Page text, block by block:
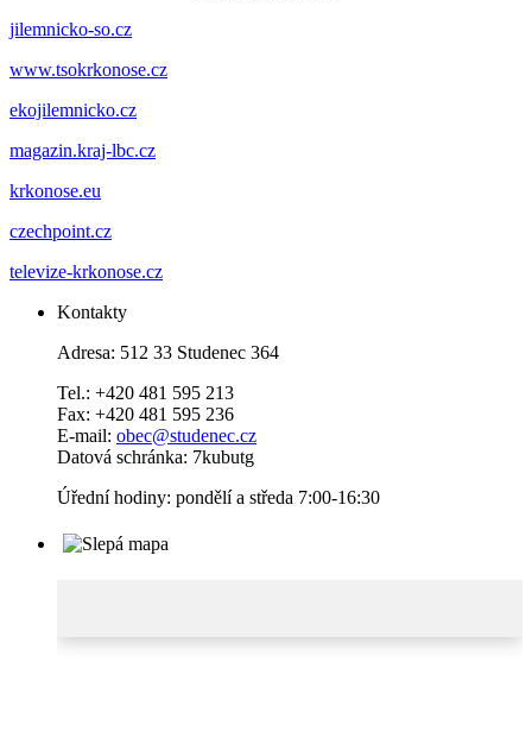
jilemnicko-so.cz
www.tsokrkonose.cz
ekojilemnicko.cz
magazin.kraj-lbc.cz
krkonose.eu
czechpoint.cz
televize-krkonose.cz
Kontakty
Adresa: 512 33 Studenec 364
Tel.: +420 481 595 213
Fax: +420 481 595 236
E-mail: obec@studenec.cz
Datová schránka: 7kubutg
Úřední hodiny: pondělí a středa 7:00-16:30